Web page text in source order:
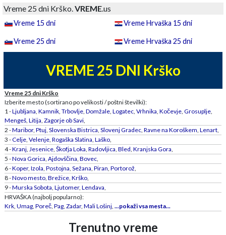
Vreme 25 dni Krško.VREME.us
Vreme 15 dni Vreme Hrvaška 15 dni
Vreme 25 dni Vreme Hrvaška 25 dni
VREME 25 DNI Krško
Vreme 25 dni Krško
Izberite mesto (sortirano po velikosti / poštni številki):
1 -Ljubljana, Kamnik, Trbovlje, Domžale, Logatec, Vrhnika, Kočevje, Grosuplje,
Mengeš, Litija, Zagorje ob Savi,
2 -Maribor, Ptuj, Slovenska Bistrica, Slovenj Gradec, Ravne na Koroškem, Lenart,
3 -Celje, Velenje, Rogaška Slatina, Laško,
4 -Kranj, Jesenice, Škofja Loka, Radovljica, Bled, Kranjska Gora,
5 -Nova Gorica, Ajdovščina, Bovec,
6 -Koper, Izola, Postojna, Sežana, Piran, Portorož,
8 -Novo mesto, Brežice, Krško,
9 -Murska Sobota, Ljutomer, Lendava,
HRVAŠKA (najbolj popularno):
Krk, Umag, Poreč, Pag, Zadar, Mali Lošinj, ...pokaži vsa mesta...
Trenutno vreme